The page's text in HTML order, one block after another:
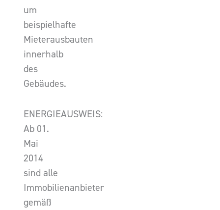
um
beispielhafte
Mieterausbauten
innerhalb
des
Gebäudes.
ENERGIEAUSWEIS:
Ab 01.
Mai
2014
sind alle
Immobilienanbieter
gemäß